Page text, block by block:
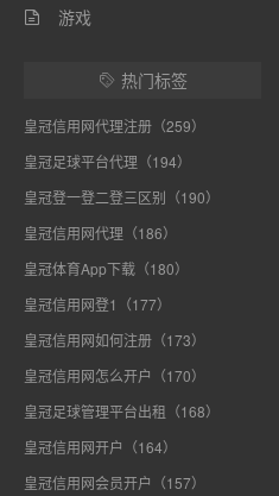
 游戏
 热门标签
皇冠信用网代理注册（259）
皇冠足球平台代理（194）
皇冠登一登二登三区别（190）
皇冠信用网代理（186）
皇冠体育App下载（180）
皇冠信用网登1（177）
皇冠信用网如何注册（173）
皇冠信用网怎么开户（170）
皇冠足球管理平台出租（168）
皇冠信用网开户（164）
皇冠信用网会员开户（157）